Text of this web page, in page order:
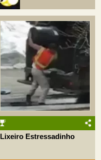
Lixeiro Estressadinho